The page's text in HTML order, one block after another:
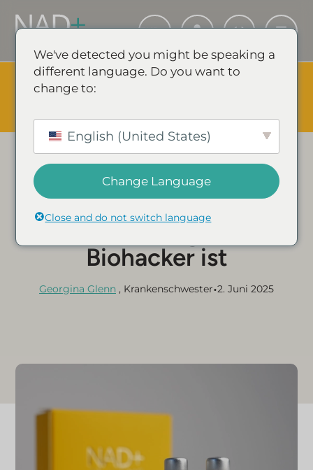
The Summer Sale is Live. Save up to 45% - Try for less or
Kategorie: NAD+ LEITFÄDEN & ARTIKEL
5 Gründe, warum der
NAD+ Injektionsstift ein
Game-Changer für
Biohacker ist
Georgina Glenn , Krankenschwester•2. Juni 2025
We've detected you might be speaking a
different language. Do you want to
change to:
English (United States)
Change Language
Close and do not switch language